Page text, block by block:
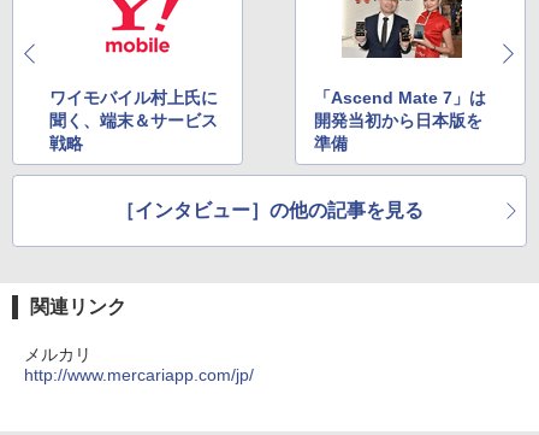
ワイモバイル村上氏に
聞く、端末＆サービス
戦略
「Ascend Mate 7」は
開発当初から日本版を
準備
［インタビュー］の他の記事を見る
関連リンク
メルカリ
http://www.mercariapp.com/jp/